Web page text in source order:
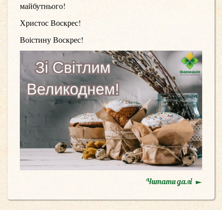
майбутнього!
Христос Воскрес!
Воістину Воскрес!
Читати далі